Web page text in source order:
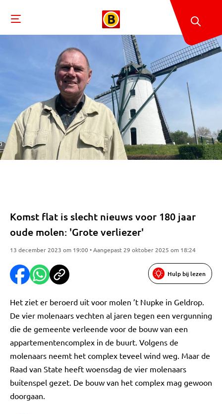
Komst flat is slecht nieuws voor 180 jaar
oude molen: 'Grote verliezer'
13 december 2023 om 19:00 • Aangepast 29 oktober 2025 om 18:24
Hulp bij lezen
Het ziet er beroerd uit voor molen ’t Nupke in Geldrop.
De vier molenaars vechten al jaren tegen een vergunning
die de gemeente verleende voor de bouw van een
appartementencomplex in de buurt. Volgens de
molenaars neemt het complex teveel wind weg. Maar de
Raad van State heeft woensdag de vier molenaars
buitenspel gezet. De bouw van het complex mag gewoon
doorgaan.